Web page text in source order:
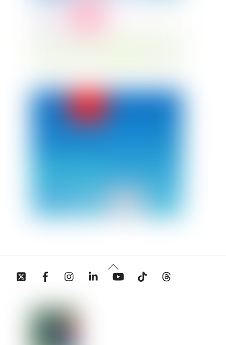
Back
To
Twitter Facebook InstagramLinkedin YouTube Tiktok